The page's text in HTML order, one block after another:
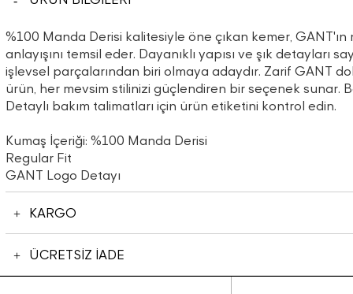
%100 Manda Derisi kalitesiyle öne çıkan kemer,
anlayışını temsil eder. Dayanıklı yapısı ve şık detayları
işlevsel parçalarından biri olmaya adaydır. Zarif GANT
ürün, her mevsim stilinizi güçlendiren bir seçenek sunar.
Detaylı bakım talimatları için ürün etiketini kontrol edin.
Kumaş İçeriği: %100 Manda Derisi
Regular Fit
GANT Logo Detayı
KARGO
ÜCRETSİZ İADE